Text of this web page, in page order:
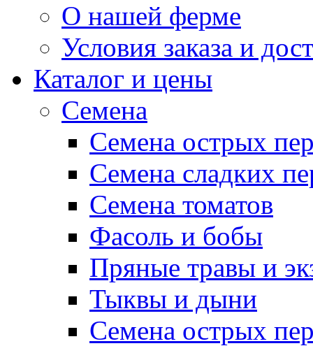
О нашей ферме
Условия заказа и
Каталог и цены
Семена
Семена острых
Семена сладких
Семена томатов
Фасоль и бобы
Пряные травы и
Тыквы и дыни
Семена острых